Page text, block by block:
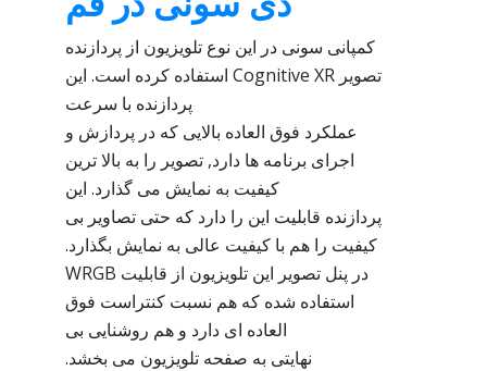
کمپانی سونی در این نوع تلویزیون از پردازنده
تصویر Cognitive XR استفاده کرده است. این
پردازنده با سرعت
عملکرد فوق العاده بالایی که در پردازش و
اجرای برنامه ها دارد, تصویر را به بالا ترین
کیفیت به نمایش می گذارد. این
پردازنده قابلیت این را دارد که حتی تصاویر بی
کیفیت را هم با کیفیت عالی به نمایش بگذارد.
در پنل تصویر این تلویزیون از قابلیت WRGB
استفاده شده که هم نسبت کنتراست فوق
العاده ای دارد و هم روشنایی بی
نهایتی به صفحه تلویزیون می بخشد.